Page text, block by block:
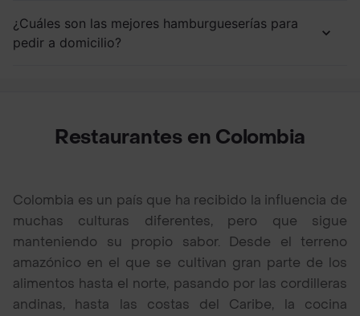
¿Cuáles son las mejores hamburgueserías para
pedir a domicilio?
Restaurantes en Colombia
Colombia es un país que ha recibido la influencia de
muchas culturas diferentes, pero que sigue
manteniendo su propio sabor. Desde el terreno
amazónico en el que se cultivan gran parte de los
alimentos hasta el norte, pasando por las cordilleras
andinas, hasta las costas del Caribe, la cocina